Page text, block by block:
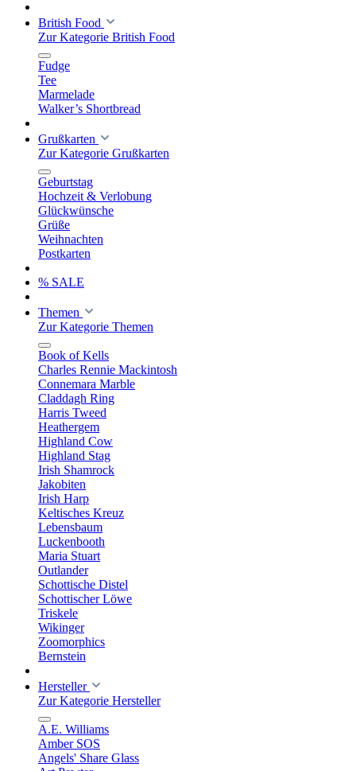
British Food
Zur Kategorie British Food
Fudge
Tee
Marmelade
Walker’s Shortbread
Grußkarten
Zur Kategorie Grußkarten
Geburtstag
Hochzeit & Verlobung
Glückwünsche
Grüße
Weihnachten
Postkarten
% SALE
Themen
Zur Kategorie Themen
Book of Kells
Charles Rennie Mackintosh
Connemara Marble
Claddagh Ring
Harris Tweed
Heathergem
Highland Cow
Highland Stag
Irish Shamrock
Jakobiten
Irish Harp
Keltisches Kreuz
Lebensbaum
Luckenbooth
Maria Stuart
Outlander
Schottische Distel
Schottischer Löwe
Triskele
Wikinger
Zoomorphics
Bernstein
Hersteller
Zur Kategorie Hersteller
A.E. Williams
Amber SOS
Angels' Share Glass